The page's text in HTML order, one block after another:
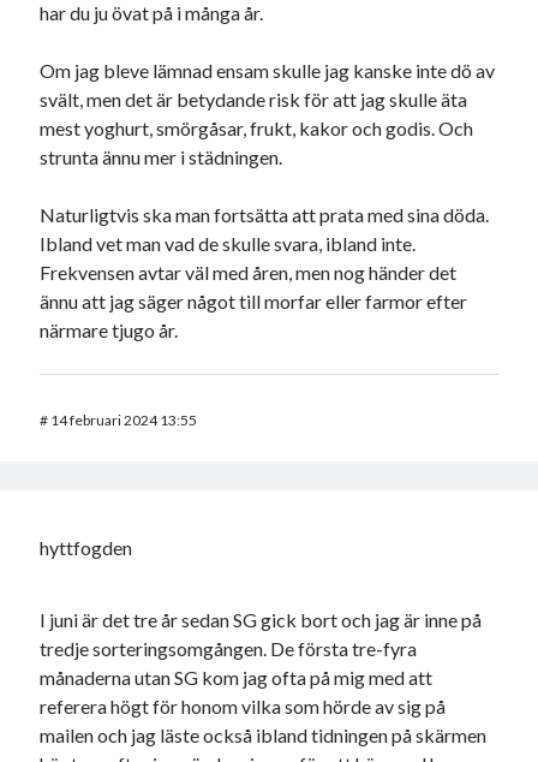
har du ju övat på i många år.
Om jag bleve lämnad ensam skulle jag kanske inte dö av
svält, men det är betydande risk för att jag skulle äta
mest yoghurt, smörgåsar, frukt, kakor och godis. Och
strunta ännu mer i städningen.
Naturligtvis ska man fortsätta att prata med sina döda.
Ibland vet man vad de skulle svara, ibland inte.
Frekvensen avtar väl med åren, men nog händer det
ännu att jag säger något till morfar eller farmor efter
närmare tjugo år.
# 14 februari 2024 13:55
hyttfogden
I juni är det tre år sedan SG gick bort och jag är inne på
tredje sorteringsomgången. De första tre-fyra
månaderna utan SG kom jag ofta på mig med att
referera högt för honom vilka som hörde av sig på
mailen och jag läste också ibland tidningen på skärmen